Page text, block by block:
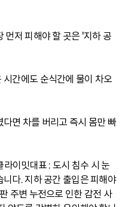
먼저 피해야 할 곳은 '지하 공
간에도 순식간에 물이 차오
면 차를 버리고 즉시 몸만 빠
이밋대표 : 도시 침수 시 눈
다. 지하 공간 출입은 피해야
주변 누전으로 인한 감전 사